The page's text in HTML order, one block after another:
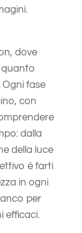
dove
quanto
Ogni fase
con
dalla
della luce
è farti
in ogni
per
efficaci.